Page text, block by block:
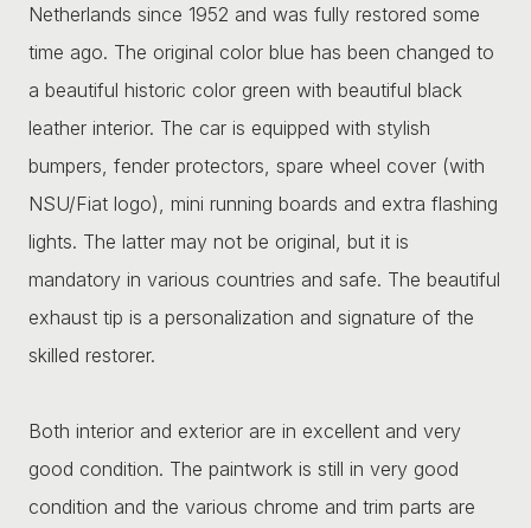
Netherlands since 1952 and was fully restored some
time ago. The original color blue has been changed to
a beautiful historic color green with beautiful black
leather interior. The car is equipped with stylish
bumpers, fender protectors, spare wheel cover (with
NSU/Fiat logo), mini running boards and extra flashing
lights. The latter may not be original, but it is
mandatory in various countries and safe. The beautiful
exhaust tip is a personalization and signature of the
skilled restorer.
Both interior and exterior are in excellent and very
good condition. The paintwork is still in very good
condition and the various chrome and trim parts are